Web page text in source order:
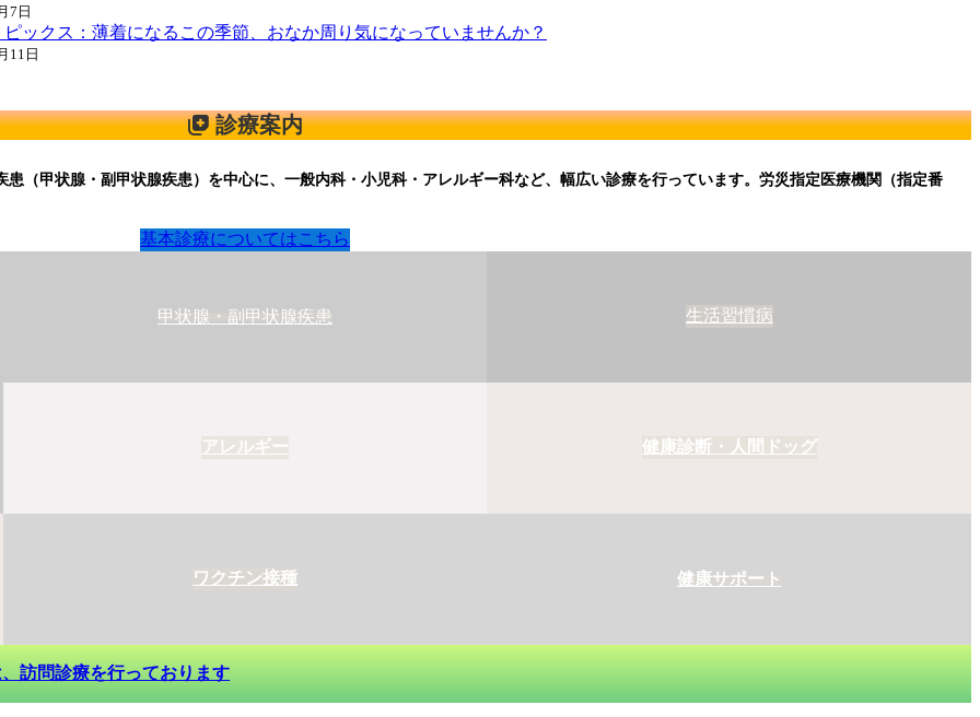
7日
ピックス：薄着になるこの季節、おなか周り気になっていませんか？
11日
診療案内
（甲状腺・副甲状腺疾患）を中心に、一般内科・小児科・アレルギー科など、幅広い診療を行っています。労災指定医療機関（指定番
基本診療についてはこちら
甲状腺・副甲状腺疾患 生活習慣病
アレルギー 健康診断・人間ドッグ
ワクチン接種 健康サポート
訪問診療を行っております